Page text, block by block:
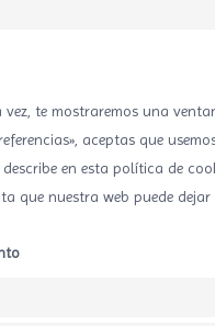
te mostraremos una
aceptas que
en esta política de
que nuestra web puede